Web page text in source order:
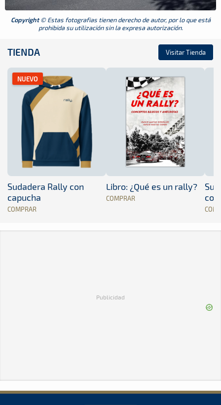
Copyright© Estas fotografias tienen derecho de autor, por lo que está
prohibida su utilización sin la expresa autorización.
TIENDA Visitar Tienda
NUEVO
Sudadera Rally con
capucha
COMPRAR
Libro: ¿Qué es un rally?
COMPRAR
Publicidad